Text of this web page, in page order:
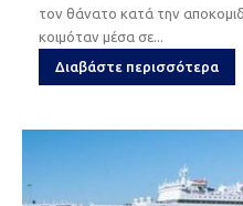
τον θάνατο κατά την
κοιμόταν μέσα σε...
Διαβάστε περισσότερα